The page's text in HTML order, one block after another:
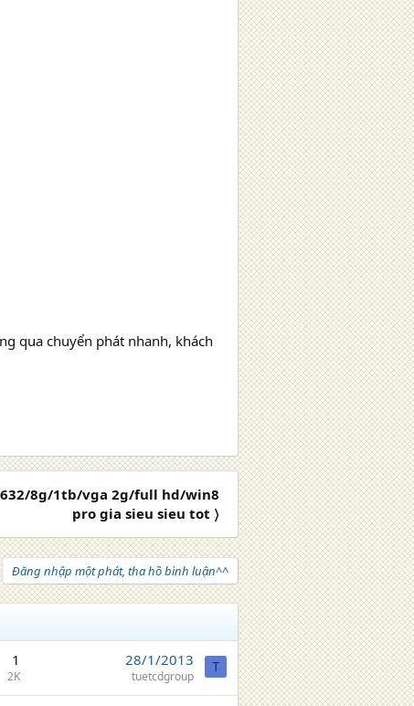
qua chuyển phát nhanh, khách
8g/1tb/vga 2g/full hd/win8
pro gia sieu sieu tot 〉
Đăng nhập một phát, tha hồ bình luận^^
1
2K
28/1/2013
tuetcdgroup
T